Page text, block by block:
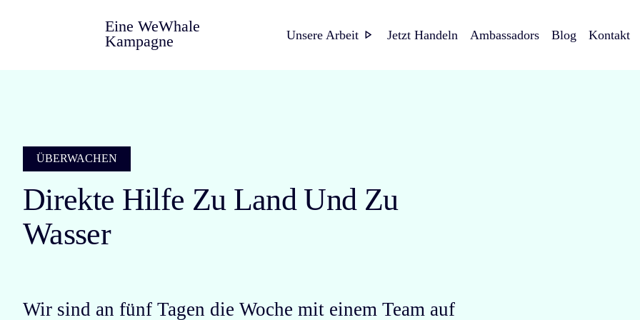
Eine WeWhale
Kampagne
Unsere Arbeit Jetzt Handeln Ambassadors Blog Kontakt
ÜBERWACHEN
Direkte Hilfe Zu Land Und Zu
Wasser
Wir sind an fünf Tagen die Woche mit einem Team auf